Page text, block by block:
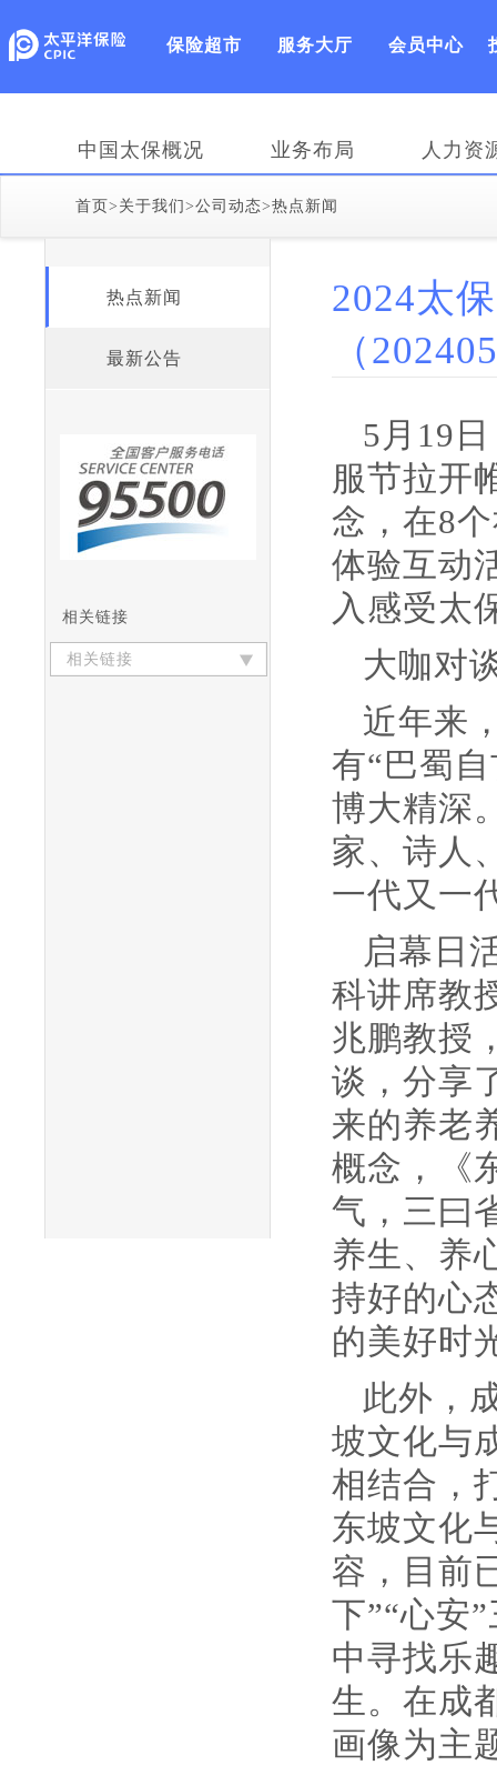
保险超市 服务大厅 会员中心
中国太保概况 业务布局 人力资
首页> 关于我们 >公司动态>热点新闻
热点新闻
最新公告
相关链接
相关链接
2024太
（
5月19
服节拉开
念，在8
体验互动
入感受太
大咖对
近年来
有“巴蜀
博大精深
家、诗人
一代又一
启幕日
科讲席教
兆鹏教授
谈，分享
来的养老
概念，《
气，三曰
养生、养
持好的心
的美好时
此外，
坡文化与
相结合，
东坡文化
容，目前
下”“心安
中寻找乐
生。在成
画像为主